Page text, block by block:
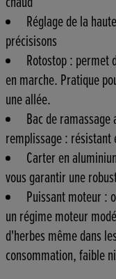
Réglage de la
précisisons
Rotostop : permet
en marche. Pratique
une allée.
Bac de
remplissage :
Carter en
vous garantir une
Puissant moteur :
un régime moteur
d'herbes même dans
consommation, faible